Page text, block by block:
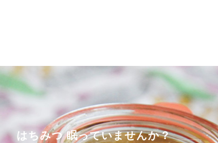
はちみつ 眠っていませんか？